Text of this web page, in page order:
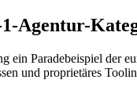
Agentur-
ein Paradebeispiel der
und proprietäres